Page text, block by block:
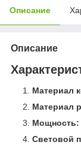
Описание
Описание
Материал
Материал
Мощность:
Световой